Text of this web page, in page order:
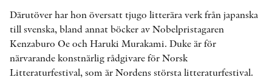
Därutöver har hon översatt tjugo litterära verk från japanska
till svenska, bland annat böcker av Nobelpristagaren
Kenzaburo Oe och Haruki Murakami. Duke är för
närvarande konstnärlig rådgivare för Norsk
Litteraturfestival, som är Nordens största litteraturfestival.